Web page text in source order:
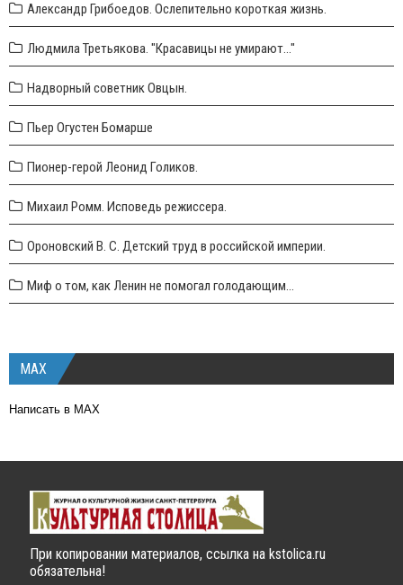
Александр Грибоедов. Ослепительно короткая жизнь.
Людмила Третьякова. "Красавицы не умирают..."
Надворный советник Овцын.
Пьер Огустен Бомарше
Пионер-герой Леонид Голиков.
Михаил Ромм. Исповедь режиссера.
Ороновский В. С. Детский труд в российской империи.
Миф о том, как Ленин не помогал голодающим...
MAX
Написать в MAX
При копировании материалов, ссылка на kstolica.ru
обязательна!